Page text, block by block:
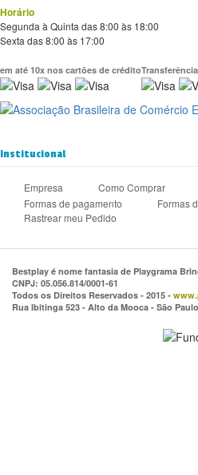
Horário
Segunda à Quinta das 8:00 às 18:00
Sexta das 8:00 às 17:00
em até 10x nos cartões de créditoTransferência
Institucional
Empresa Como Comprar
Formas de pagamento
Formas
Rastrear meu Pedido
Bestplay é nome fantasia de Playgrama
CNPJ: 05.056.814/0001-61
Todos os Direitos Reservados - 2015 -
Rua Ibitinga 523 - Alto da Mooca - São